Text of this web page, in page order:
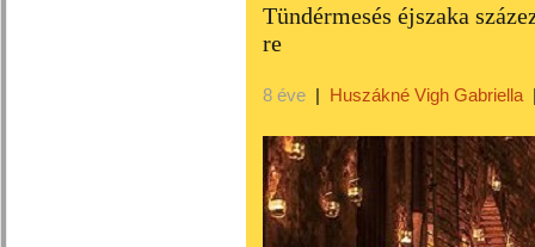
Tündérmesés éjszaka
re
8 éve | Huszákné Vigh Gabriella